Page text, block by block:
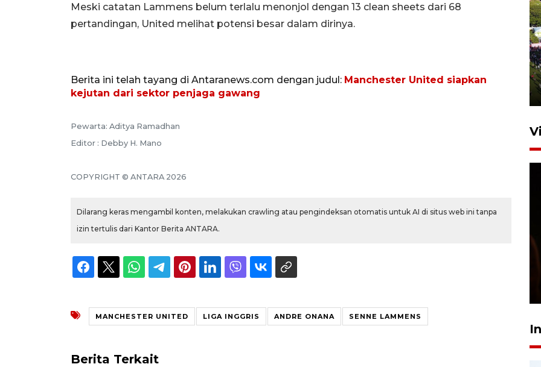
Meski catatan Lammens belum terlalu menonjol dengan 13 clean sheets dari 68
pertandingan, United melihat potensi besar dalam dirinya.
Berita ini telah tayang di Antaranews.com dengan judul: Manchester United siapkan
kejutan dari sektor penjaga gawang
Pewarta: Aditya Ramadhan
Editor : Debby H. Mano
COPYRIGHT © ANTARA 2026
Dilarang keras mengambil konten, melakukan crawling atau pengindeksan otomatis untuk AI di situs web ini tanpa
izin tertulis dari Kantor Berita ANTARA.
MANCHESTER UNITED LIGA INGGRIS ANDRE ONANA SENNE LAMMENS
Berita Terkait
GORONTALO